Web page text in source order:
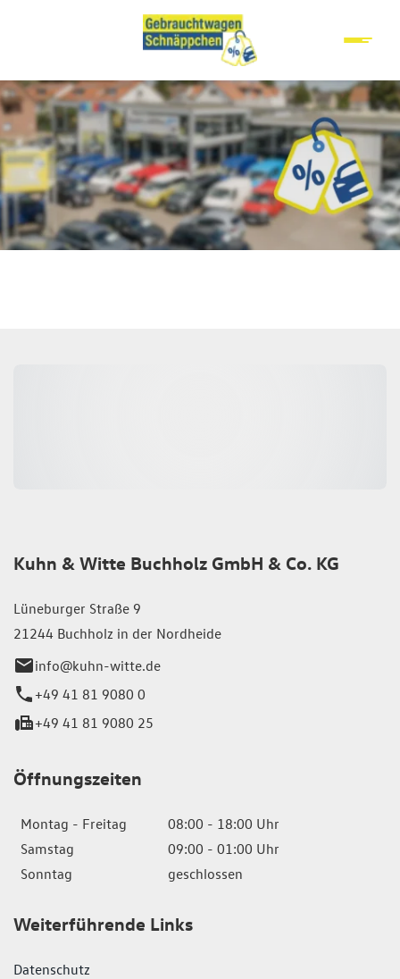
Kuhn & Witte Buchholz GmbH & Co. KG
Lüneburger Straße 9
21244 Buchholz in der Nordheide
info@kuhn-witte.de
+49 41 81 9080 0
+49 41 81 9080 25
Öffnungszeiten
Montag - Freitag
08:00 - 18:00 Uhr
Samstag
09:00 - 01:00 Uhr
Sonntag
geschlossen
Weiterführende Links
Datenschutz